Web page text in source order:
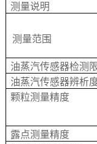
测量说明
测量范围
油蒸汽传感器检测
油蒸汽传感器辨析
颗粒测量精度
露点测量精度